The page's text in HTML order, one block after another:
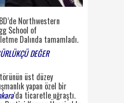
Northwestern
School of
Dalında tamamladı.
DEĞER
üst düzey
yapan özel bir
‘da ticaretle uğraştı.